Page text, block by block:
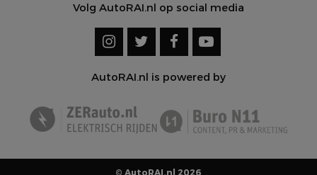
Volg AutoRAI.nl op social media
AutoRAI.nl is powered by
© AutoRAI.nl 2026